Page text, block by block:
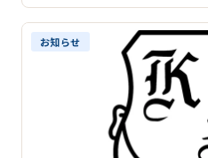
お知らせ